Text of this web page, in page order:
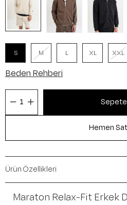
S M L XL XXL
Beden Rehberi
Ürün Özellikleri
Maraton Relax-Fit Erkek